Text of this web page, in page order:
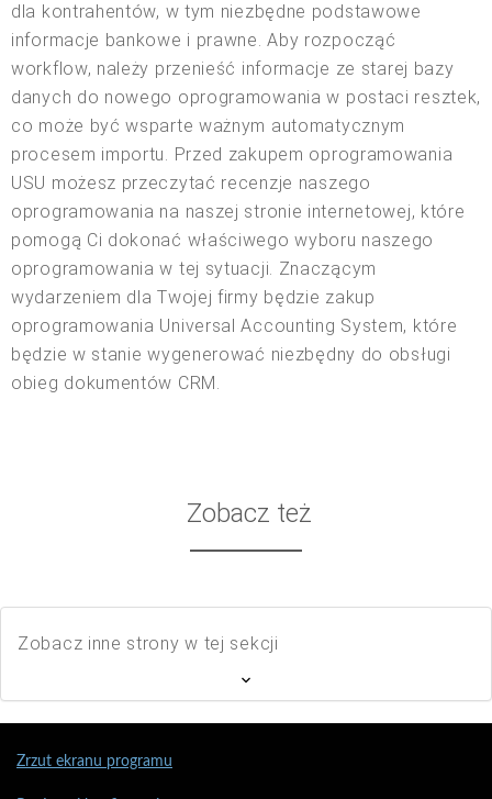
dla kontrahentów, w tym niezbędne podstawowe
informacje bankowe i prawne. Aby rozpocząć
workflow, należy przenieść informacje ze starej bazy
danych do nowego oprogramowania w postaci resztek,
co może być wsparte ważnym automatycznym
procesem importu. Przed zakupem oprogramowania
USU możesz przeczytać recenzje naszego
oprogramowania na naszej stronie internetowej, które
pomogą Ci dokonać właściwego wyboru naszego
oprogramowania w tej sytuacji. Znaczącym
wydarzeniem dla Twojej firmy będzie zakup
oprogramowania Universal Accounting System, które
będzie w stanie wygenerować niezbędny do obsługi
obieg dokumentów CRM.
Zobacz też
Zobacz inne strony w tej sekcji
Zrzut ekranu programu